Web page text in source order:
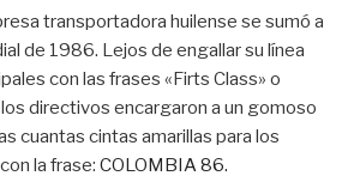
transportadora huilense se sumó a
de 1986. Lejos de engallar su línea
con las frases «Firts Class» o
directivos encargaron a un gomoso
cuantas cintas amarillas para los
la frase:COLOMBIA 86.